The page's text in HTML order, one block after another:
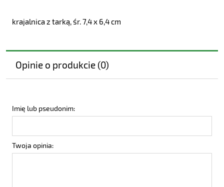
krajalnica z tarką, śr. 7,4 x 6,4 cm
Opinie o produkcie (0)
Imię lub pseudonim:
Twoja opinia: